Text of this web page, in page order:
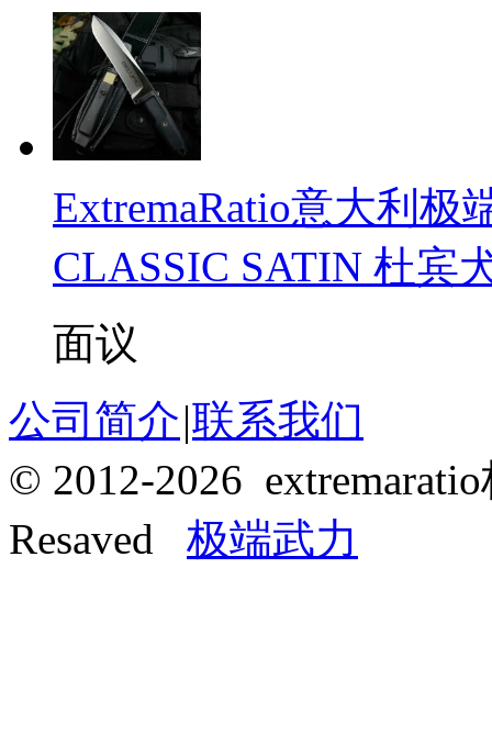
ExtremaRatio意大利
CLASSIC SATIN 杜宾
面议
公司简介|联系我们
© 2012-2026
Resaved 极端武力